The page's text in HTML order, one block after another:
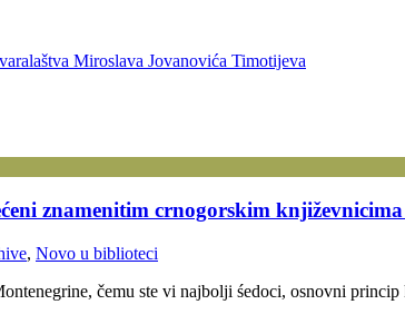
Miroslava Jovanovića Timotijeva
znamenitim crnogorskim
, Novo u biblioteci
čemu ste vi najbolji śedoci, osnovni